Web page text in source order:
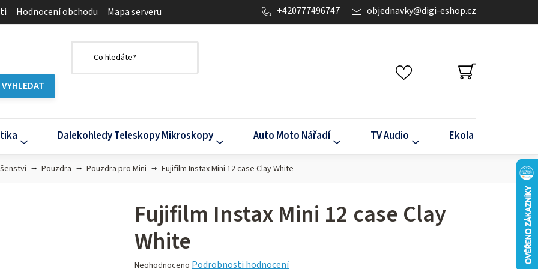
Hodnocení obchodu Mapa serveru objednavky@digi-eshop.cz
+420777496747
NÁKUPNÍ
KOŠÍK
Dalekohledy Teleskopy Mikroskopy Auto Moto Nářadí TV Audio Ekola
Pouzdra Pouzdra pro Mini Fujifilm Instax Mini 12 case Clay White
Fujifilm Instax Mini 12 case Clay
White
Průměrné
Neohodnoceno Podrobnosti hodnocení